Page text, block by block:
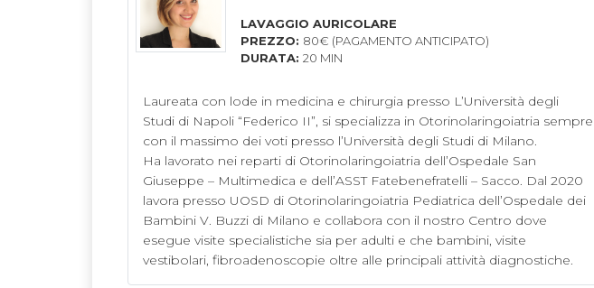
LAVAGGIO AURICOLARE
PREZZO: 80€ (PAGAMENTO ANTICIPATO)
DURATA: 20 MIN
Laureata con lode in medicina e chirurgia presso L’Università degli
Studi di Napoli “Federico II”, si specializza in Otorinolaringoiatria sempre
con il massimo dei voti presso l’Università degli Studi di Milano.
Ha lavorato nei reparti di Otorinolaringoiatria dell’Ospedale San
Giuseppe – Multimedica e dell’ASST Fatebenefratelli – Sacco. Dal 2020
lavora presso UOSD di Otorinolaringoiatria Pediatrica dell’Ospedale dei
Bambini V. Buzzi di Milano e collabora con il nostro Centro dove
esegue visite specialistiche sia per adulti e che bambini, visite
vestibolari, fibroadenoscopie oltre alle principali attività diagnostiche.